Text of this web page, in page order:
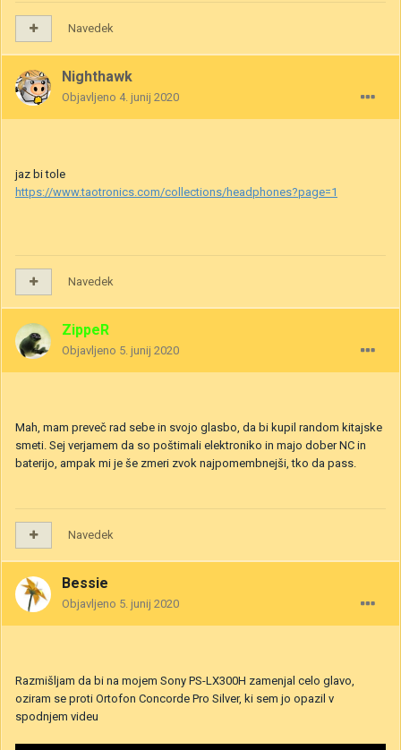
Navedek
Nighthawk
Objavljeno 4. junij 2020
jaz bi tole
https://www.taotronics.com/collections/headphones?page=1
Navedek
ZippeR
Objavljeno 5. junij 2020
Mah, mam preveč rad sebe in svojo glasbo, da bi kupil random kitajske
smeti. Sej verjamem da so poštimali elektroniko in majo dober NC in
baterijo, ampak mi je še zmeri zvok najpomembnejši, tko da pass.
Navedek
Bessie
Objavljeno 5. junij 2020
Razmišljam da bi na mojem Sony PS-LX300H zamenjal celo glavo,
oziram se proti Ortofon Concorde Pro Silver, ki sem jo opazil v
spodnjem videu